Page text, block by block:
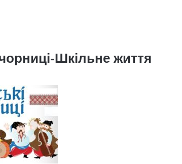
Шкільне життя